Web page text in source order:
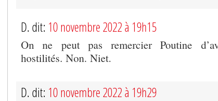
D. dit: 10 novembre 2022 à 19h15
On ne peut pas remercier Poutine
hostilités. Non. Niet.
D. dit: 10 novembre 2022 à 19h29